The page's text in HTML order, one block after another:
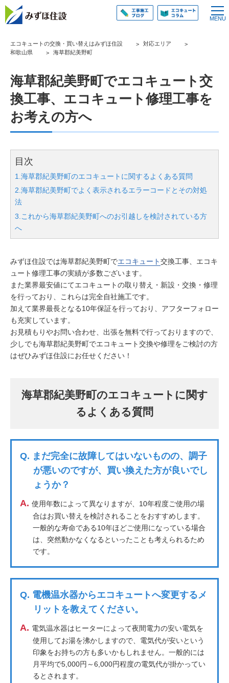
エコキュートの交換・買い替えはみずほ住設
対応エリア
和歌山県
海草郡紀美野町
海草郡紀美野町でエコキュート交
換工事、エコキュート修理工事を
お考えの方へ
目次
1.海草郡紀美野町のエコキュートに関するよくある質問
2.海草郡紀美野町でよく表示されるエラーコードとその対処
法
3.これから海草郡紀美野町へのお引越しを検討されている方
へ
みずほ住設では海草郡紀美野町でエコキュート交換工事、エコキ
ュート修理工事の実績が多数ございます。
また業界最安値にてエコキュートの取り替え・新設・交換・修理
を行っており、これらは完全自社施工です。
加えて業界最長となる10年保証を行っており、アフターフォロー
も充実しています。
お見積もりやお問い合わせ、出張を無料で行っておりますので、
少しでも海草郡紀美野町でエコキュート交換や修理をご検討の方
はぜひみずほ住設にお任せください！
海草郡紀美野町のエコキュートに関す
るよくある質問
Q. まだ完全に故障してはいないものの、調子
が悪いのですが、買い換えた方が良いでし
ょうか？
A. 使用年数によって異なりますが、10年程度ご使用の場
合はお買い替えを検討されることをおすすめします。
一般的な寿命である10年ほどご使用になっている場合
は、突然動かなくなるといったことも考えられるため
です。
Q. 電機温水器からエコキュートへ変更するメ
リットを教えてください。
A. 電気温水器はヒーターによって夜間電力の安い電気を
使用してお湯を沸かしますので、電気代が安いという
印象をお持ちの方も多いかもしれません。一般的には
月平均で5,000円～6,000円程度の電気代が掛かってい
るとされます。